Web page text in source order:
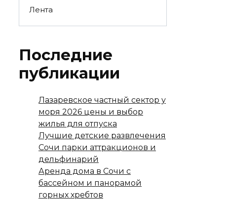
Лента
Последние
публикации
Лазаревское частный сектор у
моря 2026 цены и выбор
жилья для отпуска
Лучшие детские развлечения
Сочи парки аттракционов и
дельфинарий
Аренда дома в Сочи с
бассейном и панорамой
горных хребтов